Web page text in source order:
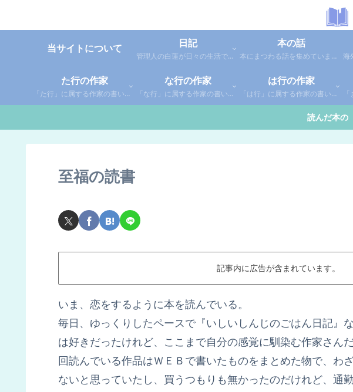
当サイトについて
日記
管理人の白蓮が日々の生活で感じた事や考えた事を綴った個人的な日記です。
本の話
本にまつわる話を集めています。1年間に読んだ本の総括や、本に関する話題など。
た行の作家
「た行」に属する作家の書いた本の感想です。さらに「た」「ち」「つ」「て」「と」に分類していあります。お好きな作家の作品を探してみてください。
な行の作家
「な行」に属する作家の書いた本の感想です。さらに「な」「に」「ぬ」「ね」「の」に分類していあります。お好きな作家の作品を探してみてください。
は行の作家
「は行」に属する作家の書いた本の感想です。さらに「は」「ひ」「ふ」「へ」「ほ」に分類していあります。お好きな作家の作品を探してみてください。
読んだ本の
至福の読書
記事内に広告が含まれています。
いま、恋をするように本を読んでいる。
毎日、ゆっくりしたペースで『いしいしんじのごはん日記』
は好きだったけれど、ここまで自分の感覚に馴染む作家さん
回読んでいる作品はＷＥＢで書いたものをまとめた物で、わ
ないと思っていたし、買うつもりも無かったのだけれど、通